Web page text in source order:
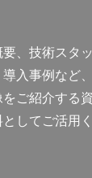
、技術スタ
導入事例など
ご紹介する
してご活用く